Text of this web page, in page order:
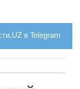
в Telegram